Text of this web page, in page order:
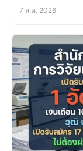
7 ส.ค. 2026